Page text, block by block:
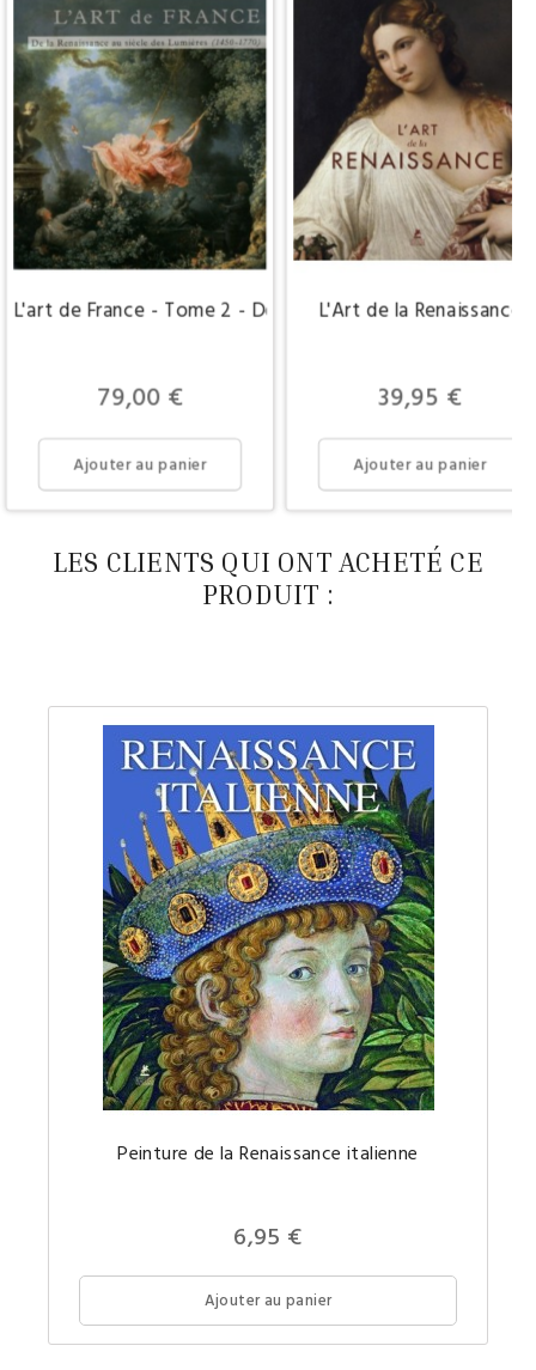
L'art de France - Tome 2 - De la Renaissance au siècle
Prix
79,00 €
Ajouter au panier
L'Art de la Renaissance
Prix
39,95 €
Ajouter au panier
LES CLIENTS QUI ONT ACHETÉ CE
PRODUIT :
Peinture de la Renaissance italienne
Prix
6,95 €
Ajouter au panier